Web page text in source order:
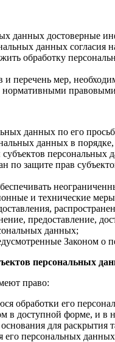
данных
данных
обработку
и перечень мер,
данных по его
данных в
по защите прав
и технические
предоставление,
данных;
Законом о
персональных
право:
обработки его
в доступной форме, и в
основания для
его персональных